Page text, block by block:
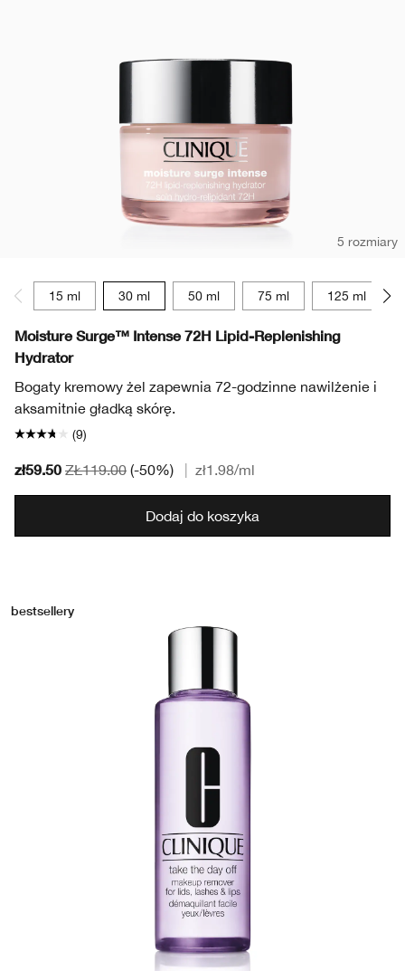
Zaczerwienienie
Dramatically Different™
Produkty do brwi
Chubby Stick™
5 rozmiary
15 ml 30 ml 50 ml 75 ml 125 ml
Moisture Surge™ Intense 72H Lipid-Replenishing
Hydrator
Bogaty kremowy żel zapewnia 72-godzinne nawilżenie i
aksamitnie gładką skórę.
(9)
zł59.50 ZŁ119.00 (-50%) zł1.98/ml
Dodaj do koszyka
bestsellery